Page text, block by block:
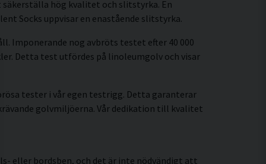
hög kvalitet och slitstyrka. En
Socks uppvisar en enastående slitstyrka.
Imponerande nog avbröts testet efter 40 000
Detta test utfördes på linoleumgolv och visar
tester i vår egen testrigg. Detta garanterar
golvmiljöerna. Vår dedikation till kvalitet
eller bordsben, och det är inte nödvändigt att